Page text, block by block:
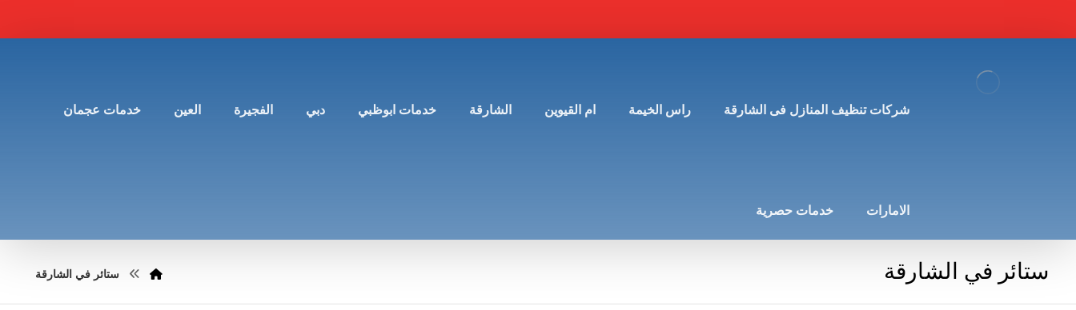
شركات تنظيف المنازل فى الشارقة راس الخيمة ام القيوين الشارقة خدمات ابوظبي دبي الفجيرة العين خدمات عجمان
الامارات خدمات حصرية
ستائر في الشارقة ستائر في الشارقة